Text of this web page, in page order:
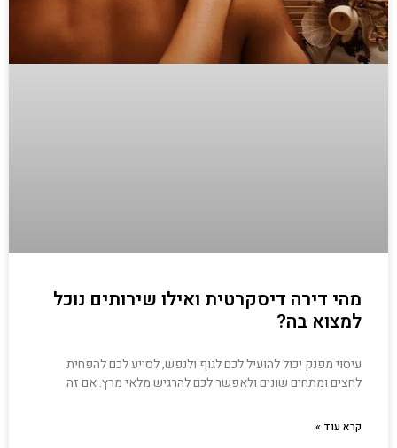
מהי דירה דיסקרטית ואילו שירותים נוכל
למצוא בה?
עיסוי מפנק יכול להועיל לכם לגוף ולנפש, לסייע לכם להפחית
לחצים ומתחים שונים ולאפשר לכם להרגיש מלאי מרץ. אם זה
קרא עוד »